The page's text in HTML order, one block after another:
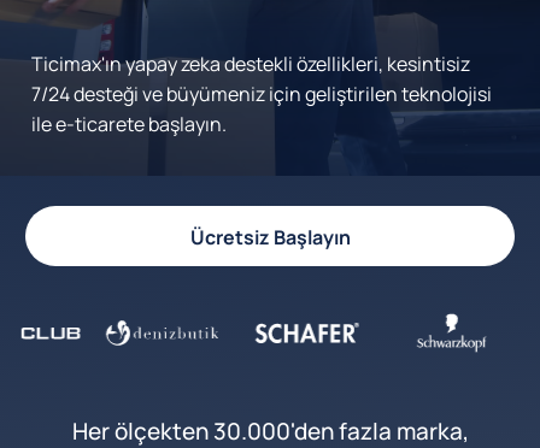
Ticimax'ın yapay zeka destekli özellikleri, kesintisiz
7/24 desteği ve büyümeniz için geliştirilen teknolojisi
ile e-ticarete başlayın.
Ücretsiz Başlayın
Her ölçekten 30.000'den fazla marka,